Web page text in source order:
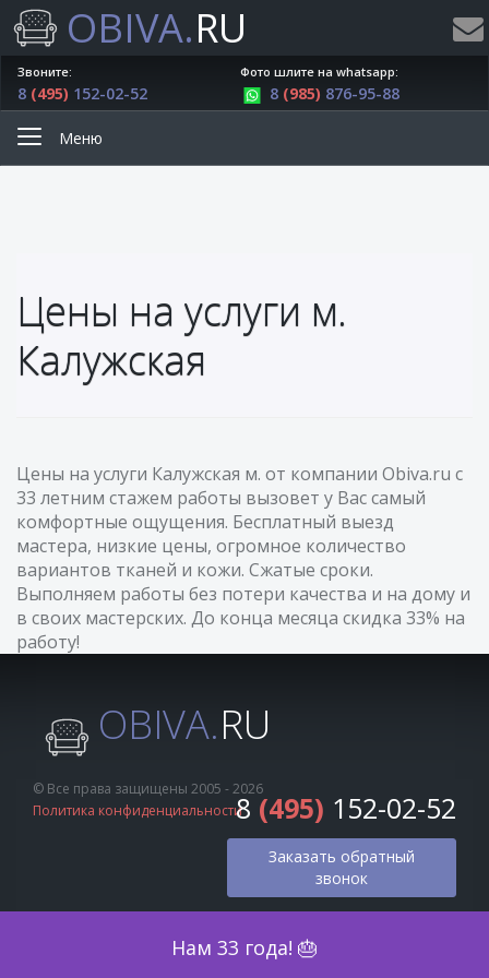
OBIVA.RU
Нам 33 года! 🎂
Звоните:
8 (495) 152-02-52
Фото шлите на whatsapp:
8 (985) 876-95-88
Меню
Цены на услуги м.
Калужская
Цены на услуги Калужская м. от компании Obiva.ru с
33 летним стажем работы вызовет у Вас самый
комфортные ощущения. Бесплатный выезд
мастера, низкие цены, огромное количество
вариантов тканей и кожи. Сжатые сроки.
Выполняем работы без потери качества и на дому и
в своих мастерских. До конца месяца скидка 33% на
работу!
OBIVA.RU
© Все права защищены 2005 - 2026
Политика конфиденциальности8 (495) 152-02-52
Заказать обратный
звонок